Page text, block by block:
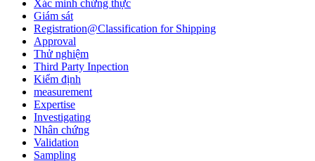
Xác minh chứng thực
Giám sát
Registration@Classification for Shipping
Approval
Thử nghiệm
Third Party Inpection
Kiểm định
measurement
Expertise
Investigating
Nhân chứng
Validation
Sampling